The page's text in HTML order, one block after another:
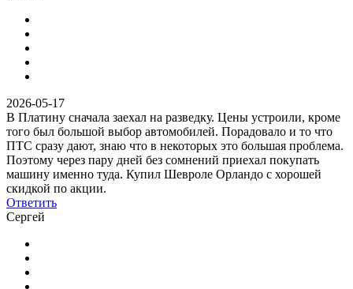
2026-05-17
В Платину сначала заехал на разведку. Цены устроили, кроме
того был большой выбор автомобилей. Порадовало и то что
ПТС сразу дают, знаю что в некоторых это большая проблема.
Поэтому через пару дней без сомнений приехал покупать
машину именно туда. Купил Шевроле Орландо с хорошей
скидкой по акции.
Ответить
Сергей